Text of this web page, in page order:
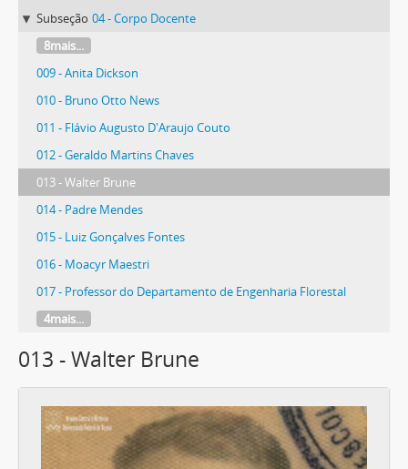
Subseção 04 - Corpo Docente
8mais...
009 - Anita Dickson
010 - Bruno Otto News
011 - Flávio Augusto D'Araujo Couto
012 - Geraldo Martins Chaves
013 - Walter Brune
014 - Padre Mendes
015 - Luiz Gonçalves Fontes
016 - Moacyr Maestri
017 - Professor do Departamento de Engenharia Florestal
4mais...
013 - Walter Brune